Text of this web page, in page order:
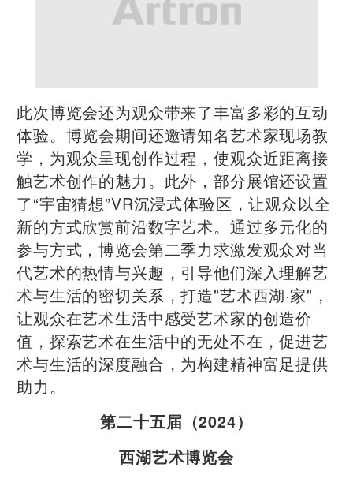
此次博览会还为观众带来了丰富多彩的互动
体验。博览会期间还邀请知名艺术家现场教
学，为观众呈现创作过程，使观众近距离接
触艺术创作的魅力。此外，部分展馆还设置
了“宇宙猜想”VR沉浸式体验区，让观众以全
新的方式欣赏前沿数字艺术。通过多元化的
参与方式，博览会第二季力求激发观众对当
代艺术的热情与兴趣，引导他们深入理解艺
术与生活的密切关系，打造"艺术西湖·家"，
让观众在艺术生活中感受艺术家的创造价
值，探索艺术在生活中的无处不在，促进艺
术与生活的深度融合，为构建精神富足提供
助力。
第二十五届（2024）
西湖艺术博览会